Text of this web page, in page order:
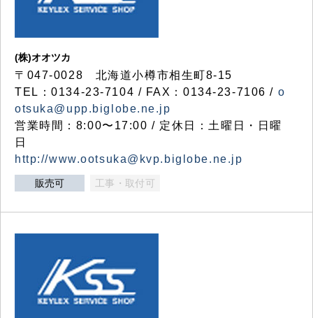
(株)オオツカ
〒047-0028 北海道小樽市相生町8-15
TEL：0134-23-7104 / FAX：0134-23-7106 / o
otsuka@upp.biglobe.ne.jp
営業時間：8:00〜17:00 / 定休日：土曜日・日曜
日
http://www.ootsuka@kvp.biglobe.ne.jp
販売可 工事・取付可